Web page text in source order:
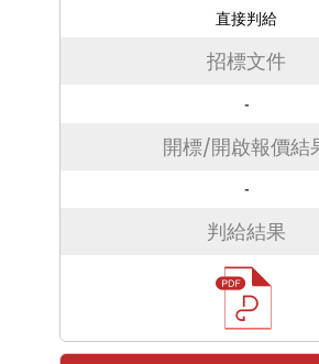
直接判給
招標文件
-
開標/開啟報價結
-
判給結果